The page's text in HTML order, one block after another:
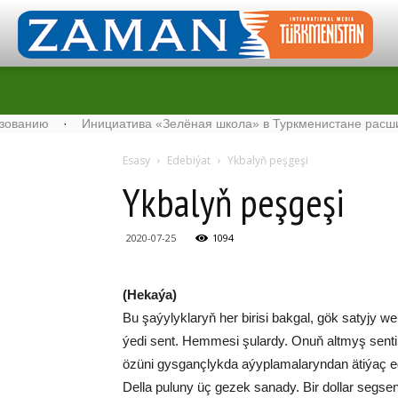
Инициатива «Зелёная школа» в Туркменистане расширяет свой
Esasy Edebiýat Yk­ba­lyň peş­ge­şi
Yk­ba­lyň peş­ge­şi
2020-07-25 1094
(He­ka­ýa)
Bu şa­ýy­lyk­la­ryň her bi­ri­si bak­gal, gök sa­ty­jy
ýe­di sent. Hem­me­si şu­lar­dy. Onuň alt­myş
özü­ni gys­ganç­lyk­da aýyp­la­ma­la­ryn­dan äti­ýaç
Del­la pu­lu­ny üç ge­zek sa­na­dy. Bir dol­lar